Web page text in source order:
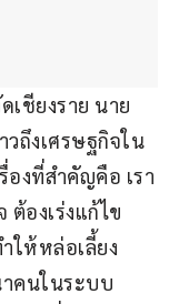
เชียงราย นาย
ถึงเศรษฐกิจใน
องที่สำคัญคือ เรา
องเร่งแก้ไข
ให้หล่อเลี้ยง
คนในระบบ